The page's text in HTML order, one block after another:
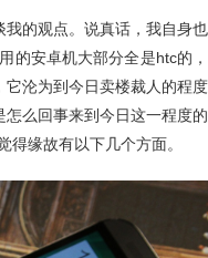
的观点。说真话，我自身也
的安卓机大部分全是htc的，
沦为到今日卖楼裁人的程度
么回事来到今日这一程度的
缘故有以下几个方面。